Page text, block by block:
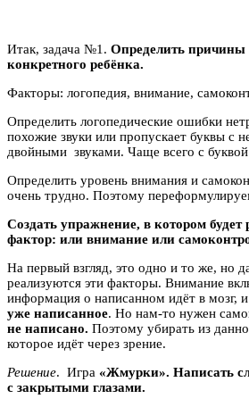
Итак, задача №1. Определить причины
конкретного ребёнка.
Факторы: логопедия, внимание,
Определить логопедические ошибки
похожие звуки или пропускает буквы с
двойными звуками. Чаще всего с
Определить уровень внимания и
очень трудно. Поэтому
Создать упражнение, в котором будет
фактор: или внимание или
На первый взгляд, это одно и то же, но
реализуются эти факторы. Внимание
информация о написанном идёт в мозг,
уже написанное. Но нам-то нужен
не написано. Поэтому убирать из
которое идёт через зрение.
Решение. Игра «Жмурки». Написать
с закрытыми глазами.